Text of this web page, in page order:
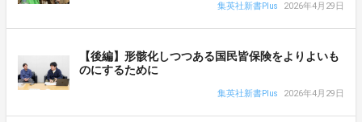
集英社新書Plus 2026年4月29日
【後編】形骸化しつつある国民皆保険をよりよいも
のにするために
集英社新書Plus 2026年4月29日